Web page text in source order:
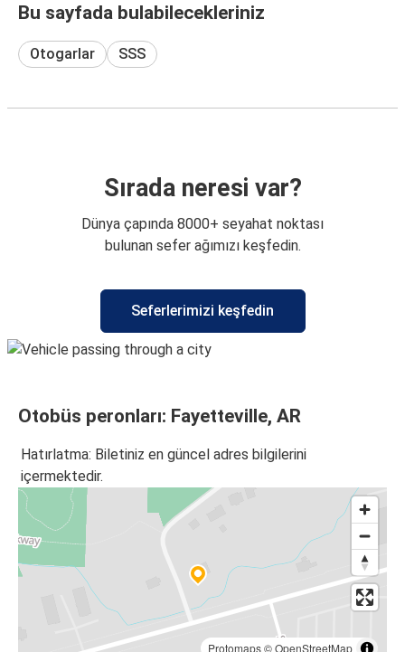
Bu sayfada bulabilecekleriniz
Otogarlar SSS
Sırada neresi var?
Dünya çapında 8000+ seyahat noktası
bulunan sefer ağımızı keşfedin.
Seferlerimizi keşfedin
Otobüs peronları: Fayetteville, AR
Hatırlatma: Biletiniz en güncel adres bilgilerini
içermektedir.
Protomaps©OpenStreetMap